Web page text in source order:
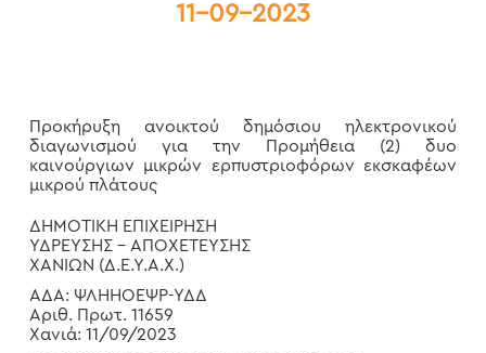
11-09-2023
Προκήρυξη ανοικτού δημόσιου ηλεκτρονικού
διαγωνισμού για την Προμήθεια (2) δυο
καινούργιων μικρών ερπυστριοφόρων εκσκαφέων
μικρού πλάτους
ΔΗΜΟΤΙΚΗ ΕΠΙΧΕΙΡΗΣΗ
ΥΔΡΕΥΣΗΣ – ΑΠΟΧΕΤΕΥΣΗΣ
ΧΑΝΙΩΝ (Δ.Ε.Υ.Α.Χ.)
ΑΔΑ: ΨΛΗΗΟΕΨΡ-ΥΔΔ
Αριθ. Πρωτ. 11659
Χανιά: 11/09/2023